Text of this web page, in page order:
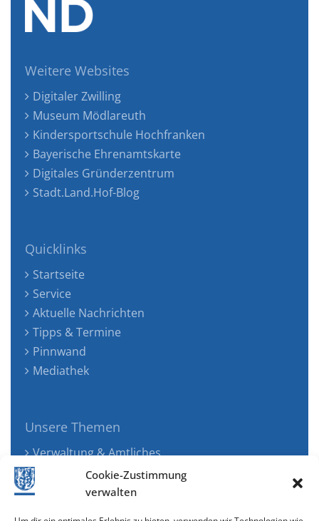
Cookie-Zustimmung
verwalten
Weitere Websites
Digitaler Zwilling
Museum Mödlareuth
Kindersportschule Hochfranken
Bayerische Ehrenamtskarte
Digitales Gründerzentrum
Stadt.Land.Hof-Blog
Quicklinks
Startseite
Service
Aktuelle Nachrichten
Tipps & Termine
Pinnwand
Mediathek
Unsere Themen
Verwaltung & Amtliches
Jugend, Familie & Gesundheit
Tourismus, Freizeit & Ökologie